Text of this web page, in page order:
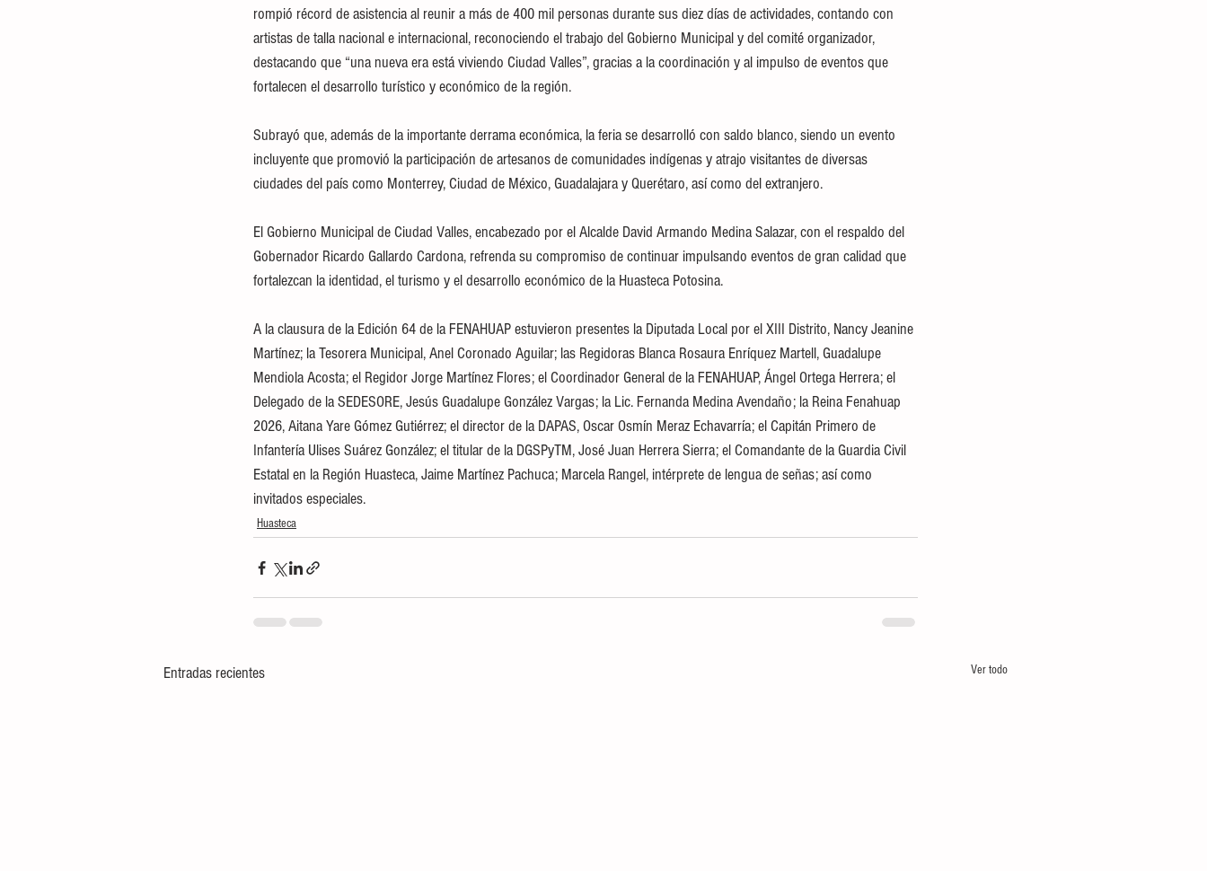
rompió récord de asistencia al reunir a más de 400 mil personas durante sus diez días de actividades, contando con
artistas de talla nacional e internacional, reconociendo el trabajo del Gobierno Municipal y del comité organizador,
destacando que “una nueva era está viviendo Ciudad Valles”, gracias a la coordinación y al impulso de eventos que
fortalecen el desarrollo turístico y económico de la región.
Subrayó que, además de la importante derrama económica, la feria se desarrolló con saldo blanco, siendo un evento
incluyente que promovió la participación de artesanos de comunidades indígenas y atrajo visitantes de diversas
ciudades del país como Monterrey, Ciudad de México, Guadalajara y Querétaro, así como del extranjero.
El Gobierno Municipal de Ciudad Valles, encabezado por el Alcalde David Armando Medina Salazar, con el respaldo del
Gobernador Ricardo Gallardo Cardona, refrenda su compromiso de continuar impulsando eventos de gran calidad que
fortalezcan la identidad, el turismo y el desarrollo económico de la Huasteca Potosina.
A la clausura de la Edición 64 de la FENAHUAP estuvieron presentes la Diputada Local por el XIII Distrito, Nancy Jeanine
Martínez; la Tesorera Municipal, Anel Coronado Aguilar; las Regidoras Blanca Rosaura Enríquez Martell, Guadalupe
Mendiola Acosta; el Regidor Jorge Martínez Flores; el Coordinador General de la FENAHUAP, Ángel Ortega Herrera; el
Delegado de la SEDESORE, Jesús Guadalupe González Vargas; la Lic. Fernanda Medina Avendaño; la Reina Fenahuap
2026, Aitana Yare Gómez Gutiérrez; el director de la DAPAS, Oscar Osmín Meraz Echavarría; el Capitán Primero de
Infantería Ulises Suárez González; el titular de la DGSPyTM, José Juan Herrera Sierra; el Comandante de la Guardia Civil
Estatal en la Región Huasteca, Jaime Martínez Pachuca; Marcela Rangel, intérprete de lengua de señas; así como
invitados especiales.
Huasteca
Entradas recientes Ver todo